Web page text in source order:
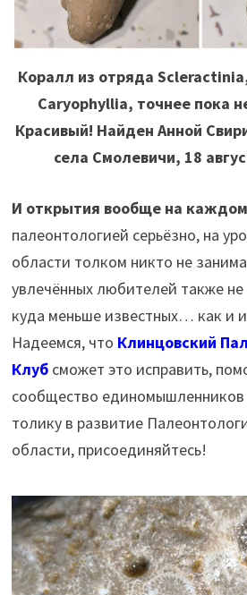
Коралл из отряда
Caryophyllia, точнее пока
Красивый! Найден Анной
села Смолевичи, 18
И открытия вообще на
палеонтологией серьёзно, на
области толком никто не
увлечённых любителей также не
куда меньше известных… как и
Надеемся, что Клинцовский
Клубсможет это исправить,
сообщество единомышленников
толику в развитие
области, присоединяйтесь!